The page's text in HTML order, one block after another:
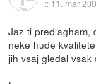
:: 11. mar
Jaz ti predlagham,
neke hude
jih vsaj gledal vsak